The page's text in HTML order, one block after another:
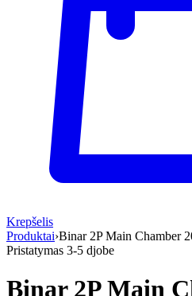
Krepšelis
Produktai›Binar 2P Main Chamber
Pristatymas 3-5 djobe
Binar 2P Main